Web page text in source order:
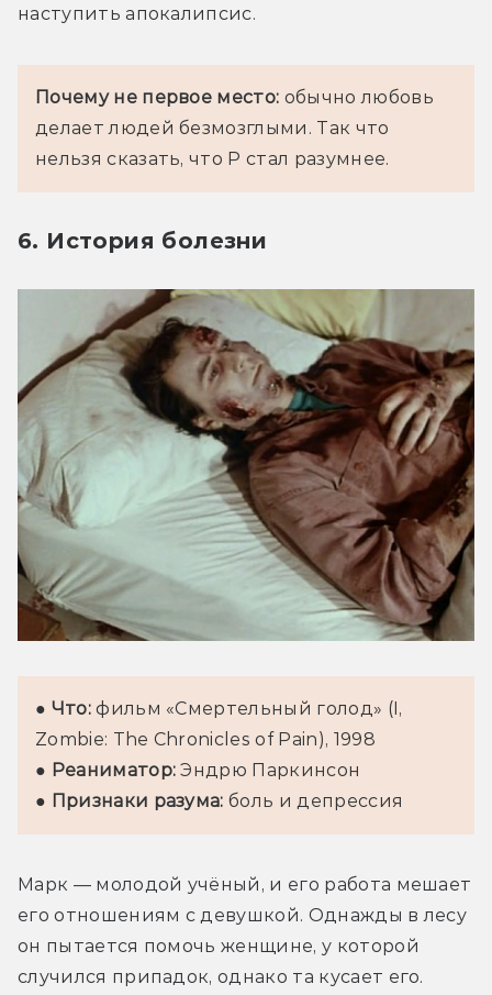
наступить апокалипсис.
Почему не первое место: обычно любовь
делает людей безмозглыми. Так что
нельзя сказать, что Р стал разумнее.
6. История болезни
● Что: фильм «Смертельный голод» (I,
Zombie: The Chronicles of Pain), 1998
● Реаниматор: Эндрю Паркинсон
● Признаки разума: боль и депрессия
Марк — молодой учёный, и его работа мешает
его отношениям с девушкой. Однажды в лесу
он пытается помочь женщине, у которой
случился припадок, однако та кусает его.